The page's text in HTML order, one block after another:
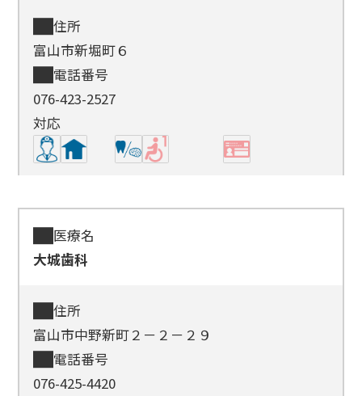
住所
富山市新堀町６
電話番号
076-423-2527
対応
医療名
大城歯科
住所
富山市中野新町２－２－２９
電話番号
076-425-4420